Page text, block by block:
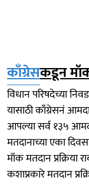
काँग्रेसकडून
विधान परिषदेच्या
यासाठी काँग्रेसनं
आपल्या सर्व १३५
मतदानाच्या एका
मॉक मतदान प्रक्रिया
कशाप्रकारे मतदान